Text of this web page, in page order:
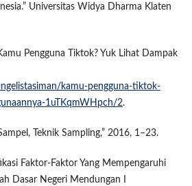
Universitas Widya Dharma Klaten
Pengguna Tiktok? Yuk Lihat Dampak
kamu-pengguna-tiktok-
1uTKqmWHpch/2.
Teknik Sampling,” 2016, 1–23.
Faktor-Faktor Yang Mempengaruhi
Dasar Negeri Mendungan I